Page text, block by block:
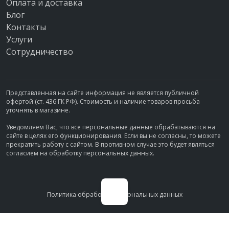
Оплата и доставка
Блог
Контакты
Услуги
Сотрудничество
Представленная на сайте информация не является публичной
офертой (ст. 436 ГК РФ). Стоимость и наличие товаров просьба
уточнять в магазине.
Уведомляем Вас, что все персональные данные обрабатываются на
сайте в целях его функционирования. Если вы не согласны, то можете
прекратить работу с сайтом. В противном случае это будет являться
согласием на обработку персональных данных.
Политика обработки персональных данных